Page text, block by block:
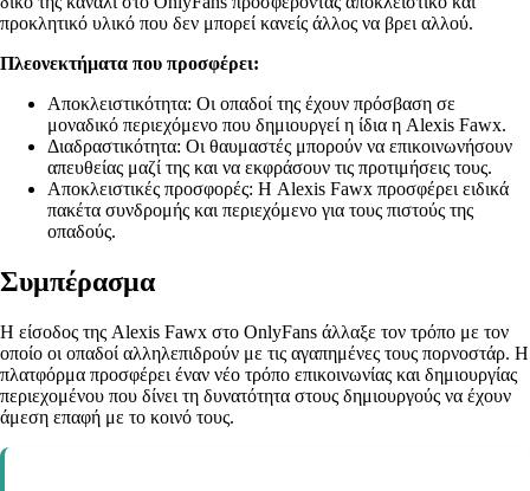
προκλητικό υλικό που δεν μπορεί κανείς άλλος να βρει αλλού.
Πλεονεκτήματα που προσφέρει:
Αποκλειστικότητα: Οι οπαδοί της έχουν πρόσβαση σε
μοναδικό περιεχόμενο που δημιουργεί η ίδια η Alexis Fawx.
Διαδραστικότητα: Οι θαυμαστές μπορούν να επικοινωνήσουν
απευθείας μαζί της και να εκφράσουν τις προτιμήσεις τους.
Αποκλειστικές προσφορές: Η Alexis Fawx προσφέρει ειδικά
πακέτα συνδρομής και περιεχόμενο για τους πιστούς της
οπαδούς.
Συμπέρασμα
Η είσοδος της Alexis Fawx στο OnlyFans άλλαξε τον τρόπο με τον
οποίο οι οπαδοί αλληλεπιδρούν με τις αγαπημένες τους πορνοστάρ. Η
πλατφόρμα προσφέρει έναν νέο τρόπο επικοινωνίας και δημιουργίας
περιεχομένου που δίνει τη δυνατότητα στους δημιουργούς να έχουν
άμεση επαφή με το κοινό τους.